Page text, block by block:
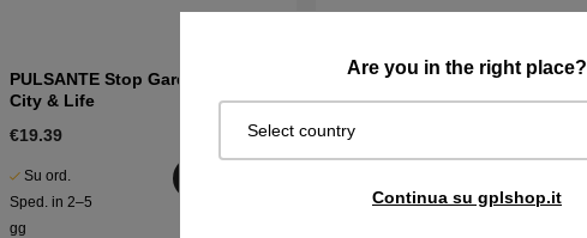
Are you in the right place?
Select country
Continua su gplshop.it
PULSANTE Stop Gardena Sileno
City & Life
€19.39
Su ord.
Sped. in 2–5
gg
CIRCUITO STAMPATO Display
Gardena Sileno City
€93.89
Disponibile
Acquista